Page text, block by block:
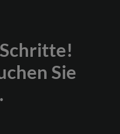
Sie